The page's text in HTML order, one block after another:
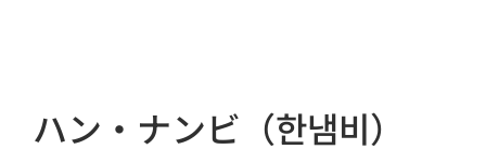
ハン・ナンビ（한냄비）